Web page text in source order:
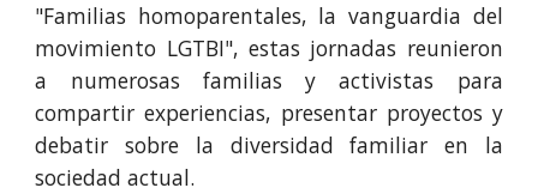
"Familias homoparentales, la vanguardia del
movimiento LGTBI", estas jornadas reunieron
a numerosas familias y activistas para
compartir experiencias, presentar proyectos y
debatir sobre la diversidad familiar en la
sociedad actual.